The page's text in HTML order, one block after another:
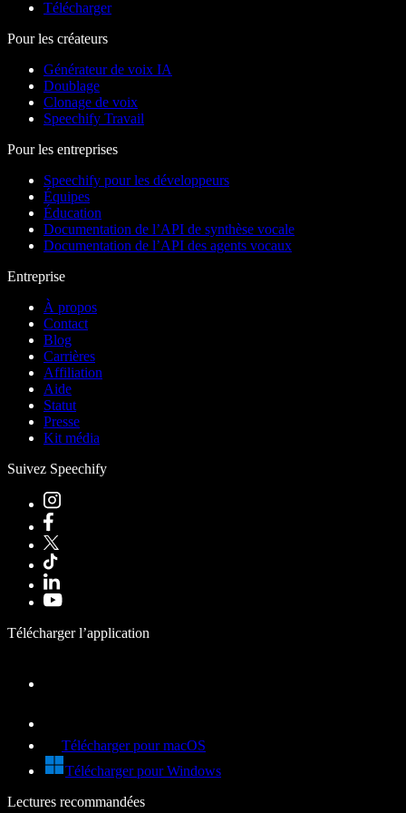
Télécharger
Pour les créateurs
Générateur de voix IA
Doublage
Clonage de voix
Speechify Travail
Pour les entreprises
Speechify pour les développeurs
Équipes
Éducation
Documentation de l’API de synthèse vocale
Documentation de l’API des agents vocaux
Entreprise
À propos
Contact
Blog
Carrières
Affiliation
Aide
Statut
Presse
Kit média
Suivez Speechify
Télécharger l’application
Télécharger pour macOS
Télécharger pour Windows
Lectures recommandées